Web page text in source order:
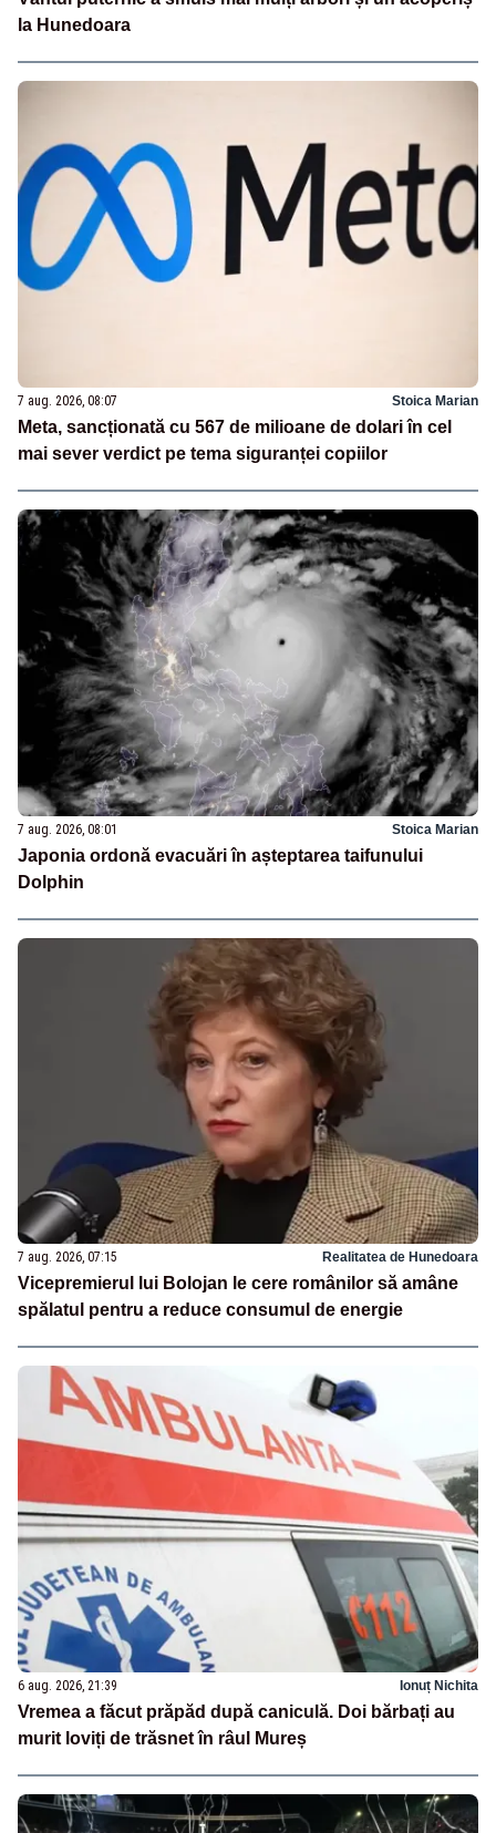
la Hunedoara
7 aug. 2026, 08:07 Stoica Marian
Meta, sancționată cu 567 de milioane de dolari în cel
mai sever verdict pe tema siguranței copiilor
7 aug. 2026, 08:01 Stoica Marian
Japonia ordonă evacuări în așteptarea taifunului
Dolphin
7 aug. 2026, 07:15 Realitatea de Hunedoara
Vicepremierul lui Bolojan le cere românilor să amâne
spălatul pentru a reduce consumul de energie
6 aug. 2026, 21:39 Ionuț Nichita
Vremea a făcut prăpăd după caniculă. Doi bărbați au
murit loviți de trăsnet în râul Mureș